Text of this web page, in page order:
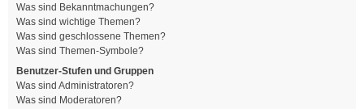
Was sind Bekanntmachungen?
Was sind wichtige Themen?
Was sind geschlossene Themen?
Was sind Themen-Symbole?
Benutzer-Stufen und Gruppen
Was sind Administratoren?
Was sind Moderatoren?